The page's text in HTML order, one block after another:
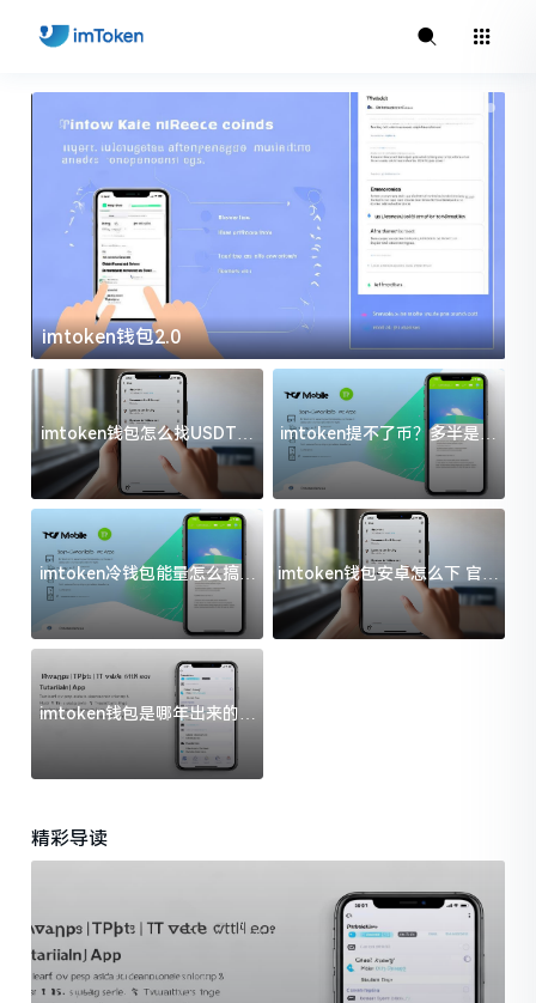
imtoken钱包2.0
imtoken钱包怎么找USDT地
址？三步搞定不踩坑
imtoken提不了币？多半是这
几件事没处理好
imtoken冷钱包能量怎么搞？
过来人告诉你门道
imtoken钱包安卓怎么下 官方
渠道避坑指南
imtoken钱包是哪年出来的？
一文给你说清楚
精彩导读